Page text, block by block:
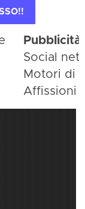
Pubblicità
Social
Motori di
Affissioni